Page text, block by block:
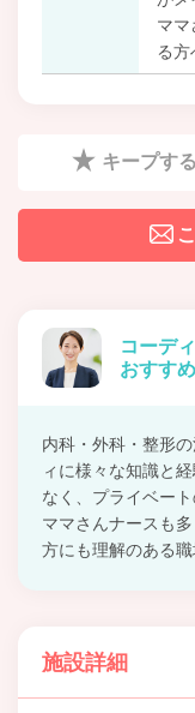
ママ
る方
キープする
コーデ
おすす
内科・外科・整形
ィに様々な知識と
なく、プライベー
ママさんナースも
方にも理解のある職
施設詳細